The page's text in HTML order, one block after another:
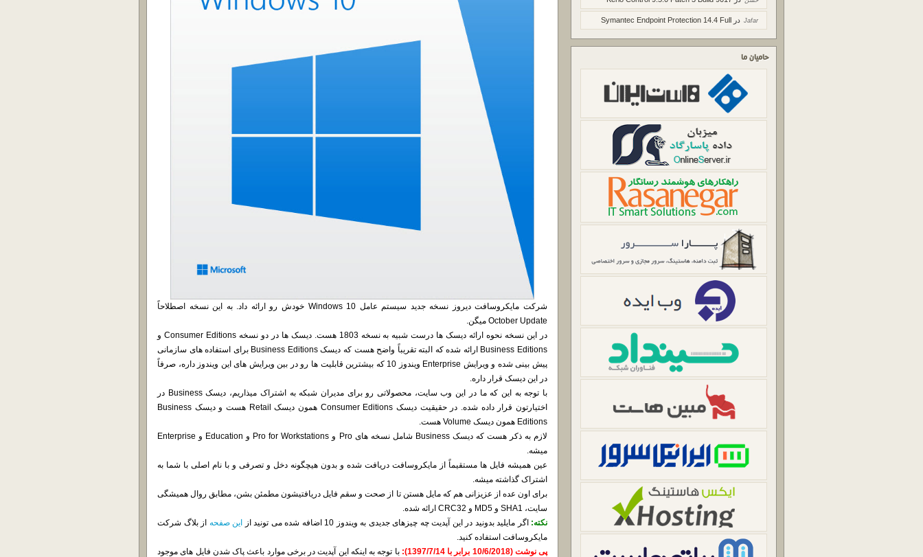
Jafar در Symantec Endpoint Protection 14.4 Full
حامیان ما
شرکت مایکروسافت دیروز نسخه جدید سیستم عامل Windows 10 خودش رو ارائه داد. به این نسخه اصطلاحاً
October Update میگن.
در این نسخه نحوه ارائه دیسک ها درست شبیه به نسخه 1803 هست. دیسک ها در دو نسخه Consumer Editions و
Business Editions ارائه شده که البته تقریباً واضح هست که دیسک Business Editions برای استفاده های سازمانی
پیش بینی شده و ویرایش Enterprise ویندوز 10 که بیشترین قابلیت ها رو در بین ویرایش های این ویندوز داره، صرفاً
در این دیسک قرار داره.
با توجه به این که ما در این وب سایت، محصولاتی رو برای مدیران شبکه به اشتراک میذاریم، دیسک Business در
اختیارتون قرار داده شده. در حقیقیت دیسک Consumer Editions همون دیسک Retail هست و دیسک Business
Editions همون دیسک Volume هست.
لازم به ذکر هست که دیسک Business شامل نسخه های Pro و Pro for Workstations و Education و Enterprise
میشه.
عین همیشه فایل ها مستقیماً از مایکروسافت دریافت شده و بدون هیچگونه دخل و تصرفی و با نام اصلی با شما به
اشتراک گذاشته میشه.
برای اون عده از عزیزانی هم که مایل هستن تا از صحت و سقم فایل دریافتیشون مطمئن بشن، مطابق روال همیشگی
سایت، SHA1 و MD5 و CRC32 ارائه شده.
نکته: اگر مایلید بدونید در این آپدیت چه چیزهای جدیدی به ویندوز 10 اضافه شده می تونید از این صفحه از بلاگ شرکت
مایکروسافت استفاده کنید.
پی نوشت (10/6/2018 برابر با 1397/7/14):
با توجه به اینکه این آپدیت در برخی موارد باعث پاک شدن فایل های موجود